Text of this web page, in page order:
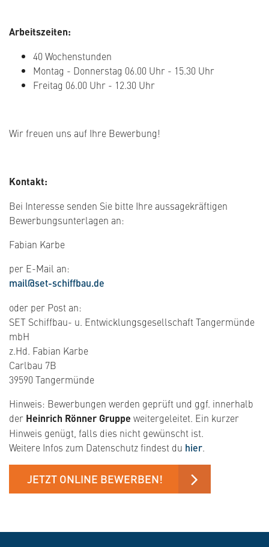
Arbeitszeiten:
40 Wochenstunden
Montag - Donnerstag 06.00 Uhr - 15.30 Uhr
Freitag 06.00 Uhr - 12.30 Uhr
Wir freuen uns auf Ihre Bewerbung!
Kontakt:
Bei Interesse senden Sie bitte Ihre aussagekräftigen
Bewerbungsunterlagen an:
Fabian Karbe
per E-Mail an:
​​​​mail@set-schiffbau.de
oder per Post an:
SET Schiffbau- u. Entwicklungsgesellschaft Tangermünde
mbH
z.Hd. Fabian Karbe
Carlbau 7B
39590 Tangermünde
Hinweis: Bewerbungen werden geprüft und ggf. innerhalb
der Heinrich Rönner Gruppe weitergeleitet. Ein kurzer
Hinweis genügt, falls dies nicht gewünscht ist.
Weitere Infos zum Datenschutz findest du hier.
JETZT ONLINE BEWERBEN!